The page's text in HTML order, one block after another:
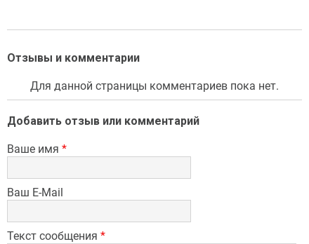
Отзывы и комментарии
Для данной страницы комментариев пока нет.
Добавить отзыв или комментарий
Ваше имя *
Ваш E-Mail
Текст сообщения *